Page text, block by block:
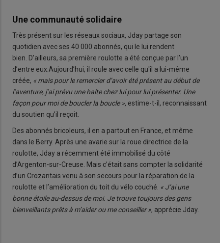
Une communauté solidaire
Très présent sur les réseaux sociaux, Jday partage son
quotidien avec ses 40 000 abonnés, qui le lui rendent
bien. D’ailleurs, sa première roulotte a été conçue par l’un
d’entre eux.Aujourd’hui, il roule avec celle qu'il a lui-même
créée, « mais pour le remercier d’avoir été présent au début de
l’aventure, j’ai prévu une halte chez lui pour lui présenter. Une
façon pour moi de boucler la boucle », estime-t-il, reconnaissant
du soutien qu’il reçoit.
Des abonnés bricoleurs, il en a partout en France, et même
dans le Berry. Après une avarie sur la roue directrice de la
roulotte, Jday a récemment été immobilisé du côté
d’Argenton-sur-Creuse. Mais c’était sans compter la solidarité
d’un Crozantais venu à son secours pour la réparation de la
roulotte et l’amélioration du toit du vélo couché. « J’ai une
bonne étoile au-dessus de moi. Je trouve toujours des gens
bienveillants prêts à m’aider ou me conseiller », apprécie Jday.